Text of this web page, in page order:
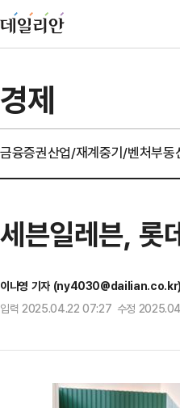
경제
금융증권산업/재계중기/벤처부동
세븐일레븐, 롯
이나영 기자 (ny4030@dailian.co.kr)
입력 2025.04.22 07:27 수정